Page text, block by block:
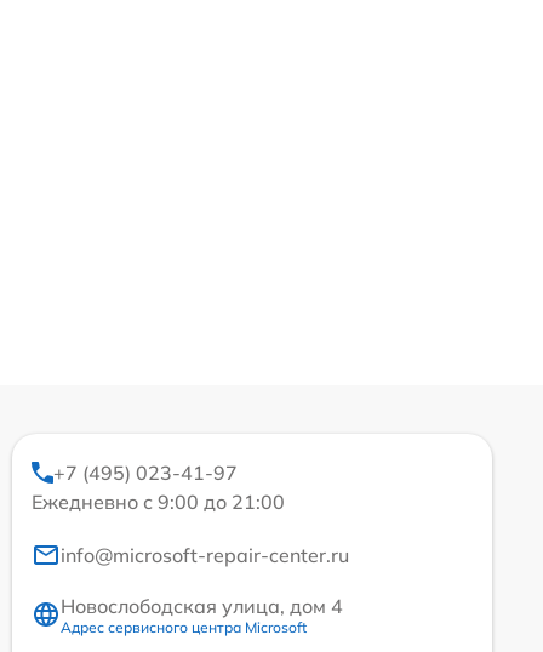
+7 (495) 023-41-97
Ежедневно с 9:00 до 21:00
info@microsoft-repair-center.ru
Новослободская улица, дом 4
Адрес сервисного центра Microsoft